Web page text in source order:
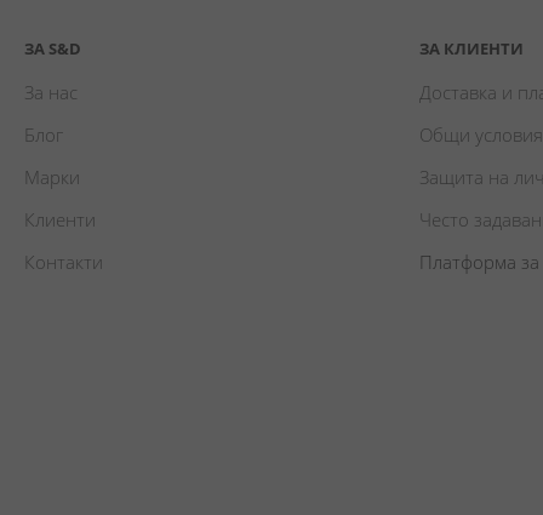
ЗА S&D
За нас
Блог
Марки
Клиенти
Контакти
ЗА КЛИЕНТИ
Доставка и
Общи условия
Защита на
Често
Платформа